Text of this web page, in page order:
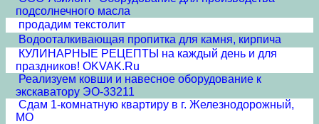
подсолнечного масла
продадим текстолит
Водооталкивающая пропитка для камня, кирпича
КУЛИНАРНЫЕ РЕЦЕПТЫ на каждый день и для
праздников! OKVAK.Ru
Реализуем ковши и навесное оборудование к
экскаватору ЭО-33211
Сдам 1-комнатную квартиру в г. Железнодорожный,
МО